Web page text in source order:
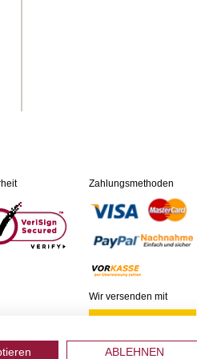
Zahlungsmethoden
Wir versenden mit
ABLEHNEN